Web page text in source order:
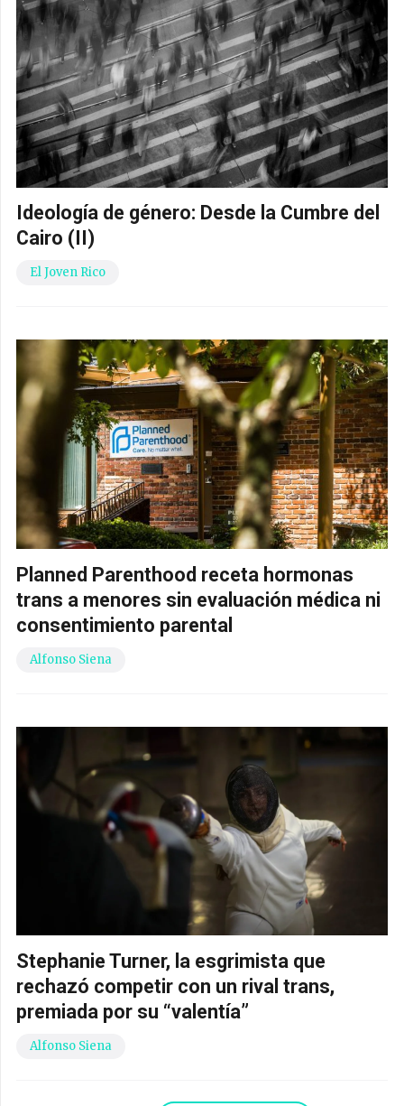
Ideología de género: Desde la Cumbre del
Cairo (II)
El Joven Rico
Planned Parenthood receta hormonas
trans a menores sin evaluación médica ni
consentimiento parental
Alfonso Siena
Stephanie Turner, la esgrimista que
rechazó competir con un rival trans,
premiada por su “valentía”
Alfonso Siena